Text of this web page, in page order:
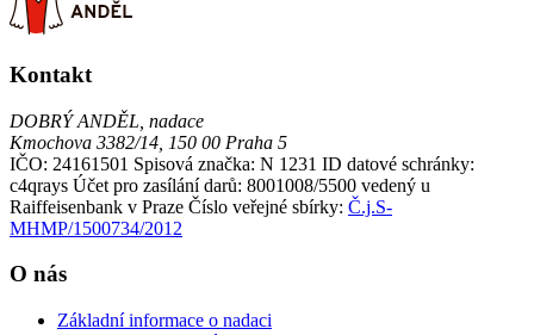
Kontakt
DOBRÝ ANDĚL, nadace
Kmochova 3382/14, 150 00 Praha 5
IČO: 24161501 Spisová značka: N 1231 ID datové schránky:
c4qrays Účet pro zasílání darů: 8001008/5500 vedený u
Raiffeisenbank v Praze Číslo veřejné sbírky: Č.j.S-
MHMP/1500734/2012
O nás
Základní informace o nadaci